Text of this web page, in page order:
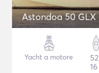
Astondoa 50 GLX
Yacht a motore